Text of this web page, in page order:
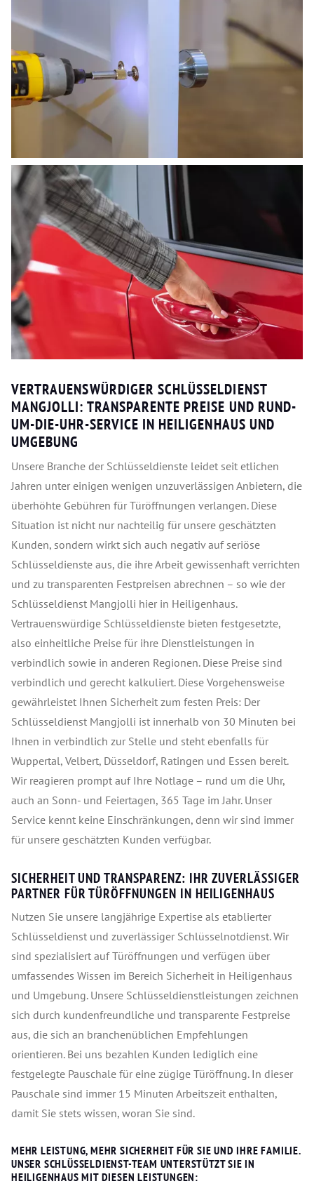
VERTRAUENSWÜRDIGER SCHLÜSSELDIENST
MANGJOLLI: TRANSPARENTE PREISE UND RUND-
UM-DIE-UHR-SERVICE IN HEILIGENHAUS UND
UMGEBUNG
Unsere Branche der Schlüsseldienste leidet seit etlichen
Jahren unter einigen wenigen unzuverlässigen Anbietern, die
überhöhte Gebühren für Türöffnungen verlangen. Diese
Situation ist nicht nur nachteilig für unsere geschätzten
Kunden, sondern wirkt sich auch negativ auf seriöse
Schlüsseldienste aus, die ihre Arbeit gewissenhaft verrichten
und zu transparenten Festpreisen abrechnen – so wie der
Schlüsseldienst Mangjolli hier in Heiligenhaus.
Vertrauenswürdige Schlüsseldienste bieten festgesetzte,
also einheitliche Preise für ihre Dienstleistungen in
verbindlich sowie in anderen Regionen. Diese Preise sind
verbindlich und gerecht kalkuliert. Diese Vorgehensweise
gewährleistet Ihnen Sicherheit zum festen Preis: Der
Schlüsseldienst Mangjolli ist innerhalb von 30 Minuten bei
Ihnen in verbindlich zur Stelle und steht ebenfalls für
Wuppertal, Velbert, Düsseldorf, Ratingen und Essen bereit.
Wir reagieren prompt auf Ihre Notlage – rund um die Uhr,
auch an Sonn- und Feiertagen, 365 Tage im Jahr. Unser
Service kennt keine Einschränkungen, denn wir sind immer
für unsere geschätzten Kunden verfügbar.
SICHERHEIT UND TRANSPARENZ: IHR ZUVERLÄSSIGER
PARTNER FÜR TÜRÖFFNUNGEN IN HEILIGENHAUS
Nutzen Sie unsere langjährige Expertise als etablierter
Schlüsseldienst und zuverlässiger Schlüsselnotdienst. Wir
sind spezialisiert auf Türöffnungen und verfügen über
umfassendes Wissen im Bereich Sicherheit in Heiligenhaus
und Umgebung. Unsere Schlüsseldienstleistungen zeichnen
sich durch kundenfreundliche und transparente Festpreise
aus, die sich an branchenüblichen Empfehlungen
orientieren. Bei uns bezahlen Kunden lediglich eine
festgelegte Pauschale für eine zügige Türöffnung. In dieser
Pauschale sind immer 15 Minuten Arbeitszeit enthalten,
damit Sie stets wissen, woran Sie sind.
MEHR LEISTUNG, MEHR SICHERHEIT FÜR SIE UND IHRE FAMILIE.
UNSER SCHLÜSSELDIENST-TEAM UNTERSTÜTZT SIE IN
HEILIGENHAUS MIT DIESEN LEISTUNGEN: